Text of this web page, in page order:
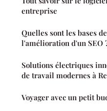
entreprise
Quelles sont les bases
l'amélioration d'un SEO
Solutions électriques
de travail modernes à
Voyager avec un petit